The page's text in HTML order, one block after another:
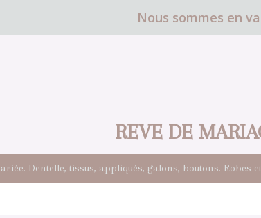
Nous sommes en
REVE DE
Dentelle, tissus, appliqués, galons, boutons. Robes